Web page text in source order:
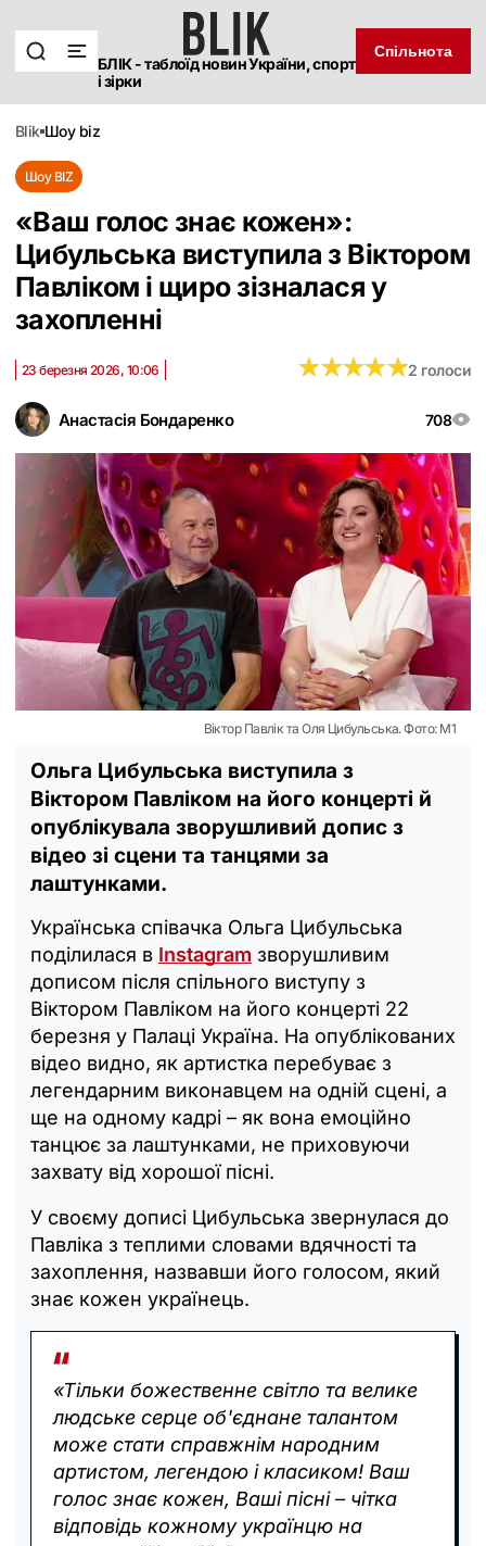
БЛІК - таблоїд новин України, спорт
і зірки
Спільнота
blik шоу biz
Шоу BIZ
«Ваш голос знає кожен»:
Цибульська виступила з Віктором
Павліком і щиро зізналася у
захопленні
Анастасія Бондаренко 708
23 березня 2026, 10:06 ★★★★★
★★★★★2 голоси
Віктор Павлік та Оля Цибульська. Фото: М1
Ольга Цибульська виступила з
Віктором Павліком на його концерті й
опублікувала зворушливий допис з
відео зі сцени та танцями за
лаштунками.
Українська співачка Ольга Цибульська
поділилася в Instagram зворушливим
дописом після спільного виступу з
Віктором Павліком на його концерті 22
березня у Палаці Україна. На опублікованих
відео видно, як артистка перебуває з
легендарним виконавцем на одній сцені, а
ще на одному кадрі – як вона емоційно
танцює за лаштунками, не приховуючи
захвату від хорошої пісні.
У своєму дописі Цибульська звернулася до
Павліка з теплими словами вдячності та
захоплення, назвавши його голосом, який
знає кожен українець.
«Тільки божественне світло та велике
людське серце об'єднане талантом
може стати справжнім народним
артистом, легендою і класиком! Ваш
голос знає кожен, Ваші пісні – чітка
відповідь кожному українцю на